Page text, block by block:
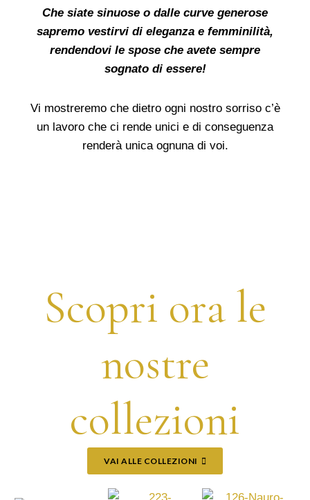
Che siate sinuose o dalle curve generose
sapremo vestirvi di eleganza e femminilità,
rendendovi le spose che avete sempre
sognato di essere!
Vi mostreremo che dietro ogni nostro sorriso c’è
un lavoro che ci rende unici e di conseguenza
renderà unica ognuna di voi.
Scopri ora le
nostre
collezioni
VAI ALLE COLLEZIONI